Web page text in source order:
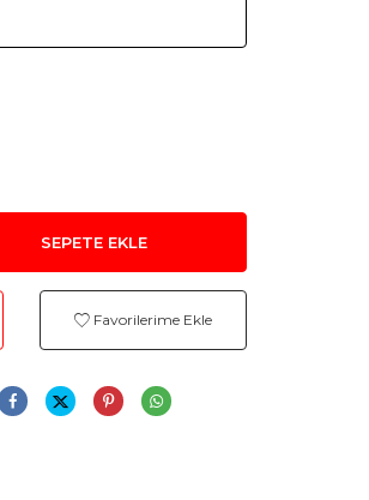
SEPETE EKLE
Favorilerime Ekle